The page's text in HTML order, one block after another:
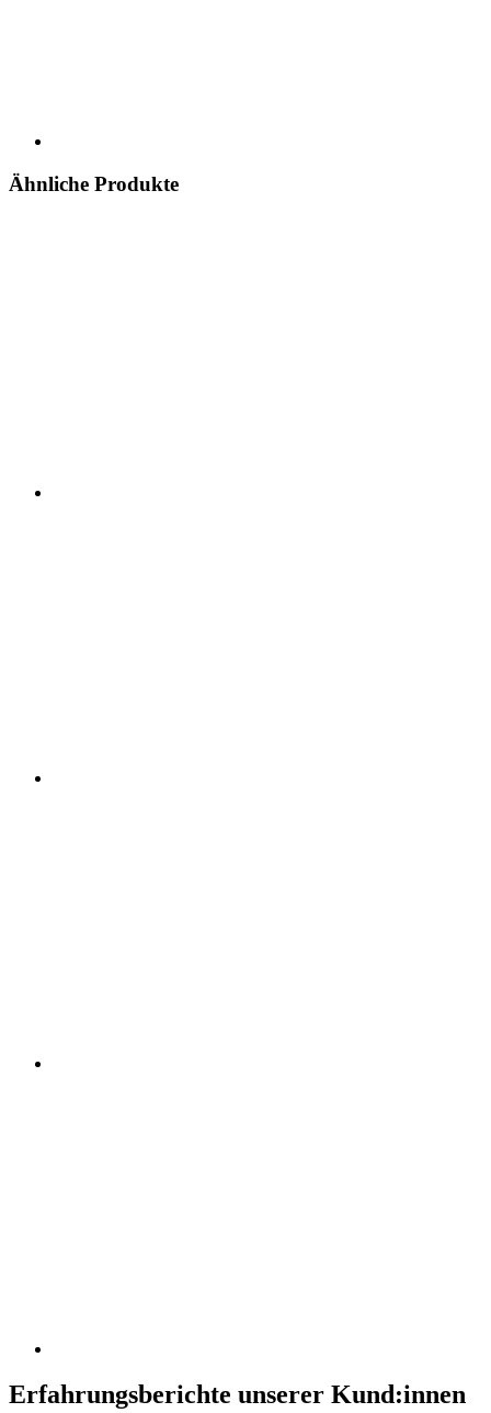
Ähnliche Produkte
Erfahrungsberichte unserer Kund:innen